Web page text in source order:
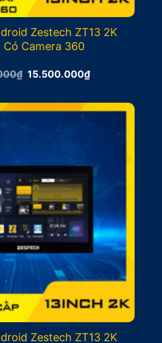
Zestech ZT13 2K
Có Camera 360
₫ Giá
17.500.000₫.
15.500.000₫Giá
là:
15.500.000₫.
Zestech ZT13 2K